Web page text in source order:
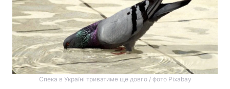
Спека в Україні триватиме ще довго / фото Pixabay